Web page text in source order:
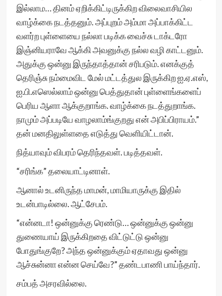
இல்லாம… தினம் ஏறிக்கிட்டிருக்கிற விலைவாசியில
வாழ்க்கை நடத்தனும். அப்புறம் அம்மா அப்பாக்கிட்ட
வளர்ற புள்ளையை நல்லா படிக்க வைச்சு டாக்டரோ
இஞ்னியராவே ஆக்கி அவனுக்கு நல்ல வழி காட்டனும்.
அதுக்கு ஒன்னு இருந்தாத்தான் சரிபடும். எனக்குத்
தெரிஞ்சு நம்மைவிட மேல் மட்டத்துல இருக்கிற ஐ.ஏ.எஸ்,
ஐ.பி.எஸெல்லாம் ஒன்னு பெத்துதான் புள்ளைங்களைப்
பெரிய ஆளா ஆக்குறாங்க. வாழ்க்கை நடத்துறாங்க.
நாமும் அப்படியே வாழலாம்ங்குறது என் அபிப்பிராயம்.”
தன் மனதிலுள்ளதை எடுத்து வெளியிட்டான்.
நித்யாவும் விபரம் தெரிந்தவள். படித்தவள்.
“சரிங்க” தலையாட்டினாள்.
ஆனால் உடனிருந்த மாமன், மாமியாருக்கு இதில்
உடன்பாடில்லை. ஆட்சேபம்.
“என்னடா! ஒன்னுக்கு ரெண்டு… ஒன்னுக்கு ஒன்னு
துணையாய் இருக்கிறதை விட்டுட்டு ஒன்னு
போதுங்குறே? அந்த ஒன்னுக்கும் ஏதாவது ஒன்னு
ஆச்சுன்னா என்ன செய்வே?” தண்டபாணி பாய்ந்தார்.
சம்பத் அசரவில்லை.